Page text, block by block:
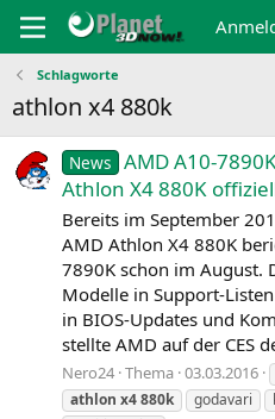
Schlagworte
athlon x4 880k
News AMD A10-
Athlon X4 880K
Bereits im September
AMD Athlon X4 880K
7890K schon im August.
Modelle in Support-
in BIOS-Updates und
stellte AMD auf der CES
Nero24 Thema 03.03.2016
athlon x4880k godavari